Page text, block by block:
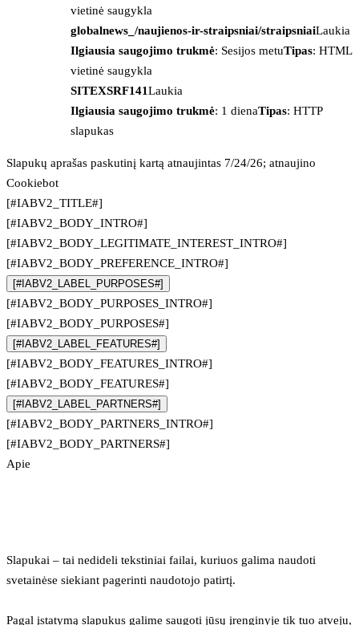
vietinė saugykla
globalnews_/naujienos-ir-straipsniai/straipsniaiLaukia
Ilgiausia saugojimo trukmė: Sesijos metuTipas: HTML
vietinė saugykla
SITEXSRF141Laukia
Ilgiausia saugojimo trukmė: 1 dienaTipas: HTTP
slapukas
Slapukų aprašas paskutinį kartą atnaujintas 7/24/26; atnaujino
Cookiebot
[#IABV2_TITLE#]
[#IABV2_BODY_INTRO#]
[#IABV2_BODY_LEGITIMATE_INTEREST_INTRO#]
[#IABV2_BODY_PREFERENCE_INTRO#]
[#IABV2_LABEL_PURPOSES#]
[#IABV2_BODY_PURPOSES_INTRO#]
[#IABV2_BODY_PURPOSES#]
[#IABV2_LABEL_FEATURES#]
[#IABV2_BODY_FEATURES_INTRO#]
[#IABV2_BODY_FEATURES#]
[#IABV2_LABEL_PARTNERS#]
[#IABV2_BODY_PARTNERS_INTRO#]
[#IABV2_BODY_PARTNERS#]
Apie
Slapukai – tai nedideli tekstiniai failai, kuriuos galima naudoti
svetainėse siekiant pagerinti naudotojo patirtį.
Pagal įstatymą slapukus galime saugoti jūsų įrenginyje tik tuo atveju,